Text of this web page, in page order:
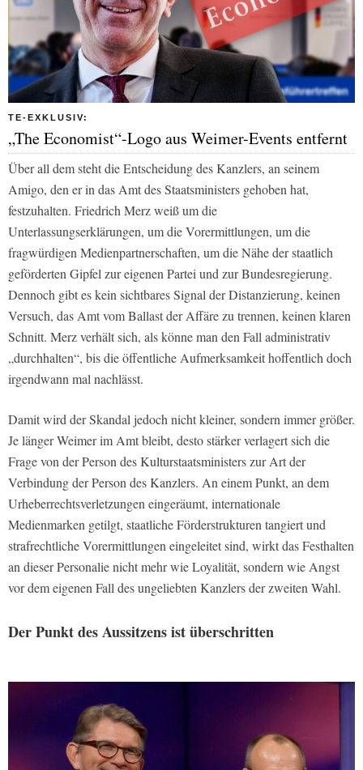
TE-EXKLUSIV:
„The Economist“-Logo aus Weimer-Events entfernt
Über all dem steht die Entscheidung des Kanzlers, an seinem
Amigo, den er in das Amt des Staatsministers gehoben hat,
festzuhalten. Friedrich Merz weiß um die
Unterlassungserklärungen, um die Vorermittlungen, um die
fragwürdigen Medienpartnerschaften, um die Nähe der staatlich
geförderten Gipfel zur eigenen Partei und zur Bundesregierung.
Dennoch gibt es kein sichtbares Signal der Distanzierung, keinen
Versuch, das Amt vom Ballast der Affäre zu trennen, keinen klaren
Schnitt. Merz verhält sich, als könne man den Fall administrativ
„durchhalten“, bis die öffentliche Aufmerksamkeit hoffentlich doch
irgendwann mal nachlässt.
Damit wird der Skandal jedoch nicht kleiner, sondern immer größer.
Je länger Weimer im Amt bleibt, desto stärker verlagert sich die
Frage von der Person des Kulturstaatsministers zur Art der
Verbindung der Person des Kanzlers. An einem Punkt, an dem
Urheberrechtsverletzungen eingeräumt, internationale
Medienmarken getilgt, staatliche Förderstrukturen tangiert und
strafrechtliche Vorermittlungen eingeleitet sind, wirkt das Festhalten
an dieser Personalie nicht mehr wie Loyalität, sondern wie Angst
vor dem eigenen Fall des ungeliebten Kanzlers der zweiten Wahl.
Der Punkt des Aussitzens ist überschritten